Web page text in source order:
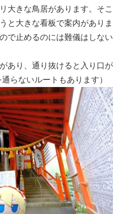
大きな鳥居があります。そこ
と大きな看板で案内がありま
で止めるのには難儀はしない
あり、通り抜けると入り口が
らないルートもあります）